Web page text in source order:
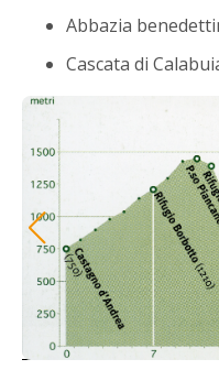
Abbazia
Cascata di